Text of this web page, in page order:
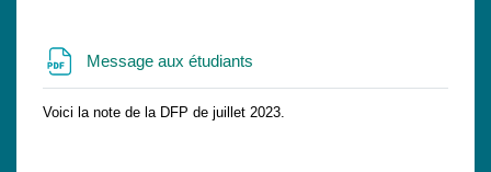
Message aux étudiants
Voici la note de la DFP de juillet 2023.